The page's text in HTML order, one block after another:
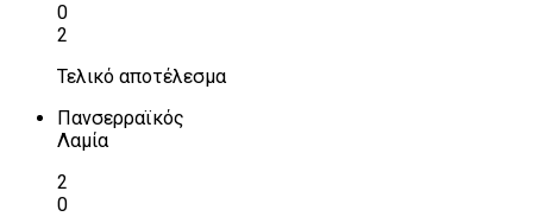
0
2
Τελικό αποτέλεσμα
Πανσερραϊκός
Λαμία
2
0